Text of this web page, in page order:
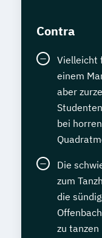
Contra
Vielleicht
einem
aber
bei
Die
zum
die
zu tanzen